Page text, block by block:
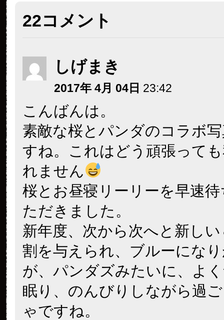
22コメント
しげまき
2017年 4月 04日 23:42
こんばんは。
素敵な桜とパンダのコラボ
すね。これはどう頑張って
れません
桜とお昼寝リーリーを早速
ただきました。
新年度、次から次へと新し
割を与えられ、ブルーにな
が、パンダズみたいに、よ
眠り、のんびりしながら過
ゃですね。